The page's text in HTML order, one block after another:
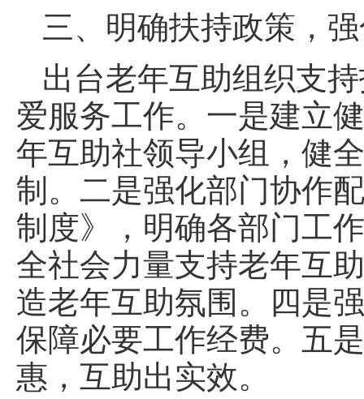
三、明确扶持政策，
出台老年互助组织支
爱服务工作。一是建立
年互助社领导小组，健
制。二是强化部门协作
制度》，明确各部门工
全社会力量支持老年互
造老年互助氛围。四是
保障必要工作经费。五
惠，互助出实效。